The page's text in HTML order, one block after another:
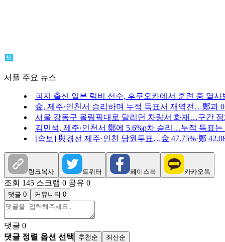
서플 주요 뉴스
피지 출신 일본 럭비 선수, 후쿠오카에서 훈련 중 열사
金, 제주·인천서 승리하며 누적 득표서 재역전…鄭과
서울 강동구 올림픽대로 달리던 차량서 화재…구간
김민석, 제주·인천서 鄭에 5.6%p차 승리…누적 득표는
[속보] 與경선 제주·인천 당원투표…金 47.75%·鄭
링크복사 트위터 페이스북 카카오톡
조회 145 스크랩 0 공유 0
댓글 0 커뮤니티 0
댓글 0
댓글 정렬 옵션 선택
추천순 최신순